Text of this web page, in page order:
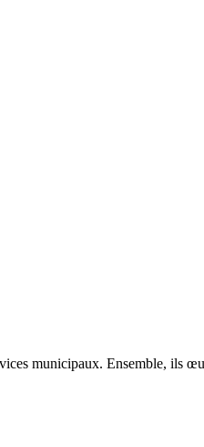
municipaux. Ensemble, ils